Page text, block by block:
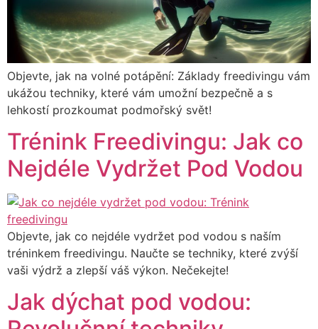
Objevte, jak na volné potápění: Základy freedivingu vám
ukážou techniky, které vám umožní bezpečně a s
lehkostí prozkoumat podmořský svět!
Trénink Freedivingu: Jak co
Nejdéle Vydržet Pod Vodou
Objevte, jak co nejdéle vydržet pod vodou s naším
tréninkem freedivingu. Naučte se techniky, které zvýší
vaši výdrž a zlepší váš výkon. Nečekejte!
Jak dýchat pod vodou: